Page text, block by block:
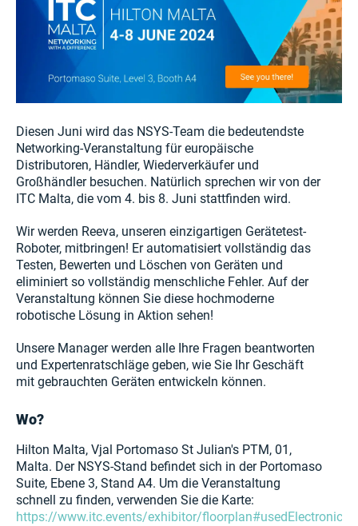
Diesen Juni wird das NSYS-Team die bedeutendste
Networking-Veranstaltung für europäische
Distributoren, Händler, Wiederverkäufer und
Großhändler besuchen. Natürlich sprechen wir von der
ITC Malta, die vom 4. bis 8. Juni stattfinden wird.
Wir werden Reeva, unseren einzigartigen Gerätetest-
Roboter, mitbringen! Er automatisiert vollständig das
Testen, Bewerten und Löschen von Geräten und
eliminiert so vollständig menschliche Fehler. Auf der
Veranstaltung können Sie diese hochmoderne
robotische Lösung in Aktion sehen!
Unsere Manager werden alle Ihre Fragen beantworten
und Expertenratschläge geben, wie Sie Ihr Geschäft
mit gebrauchten Geräten entwickeln können.
Wo?
Hilton Malta, Vjal Portomaso St Julian's PTM, 01,
Malta. Der NSYS-Stand befindet sich in der Portomaso
Suite, Ebene 3, Stand A4. Um die Veranstaltung
schnell zu finden, verwenden Sie die Karte:
https://www.itc.events/exhibitor/floorplan#usedElectronics